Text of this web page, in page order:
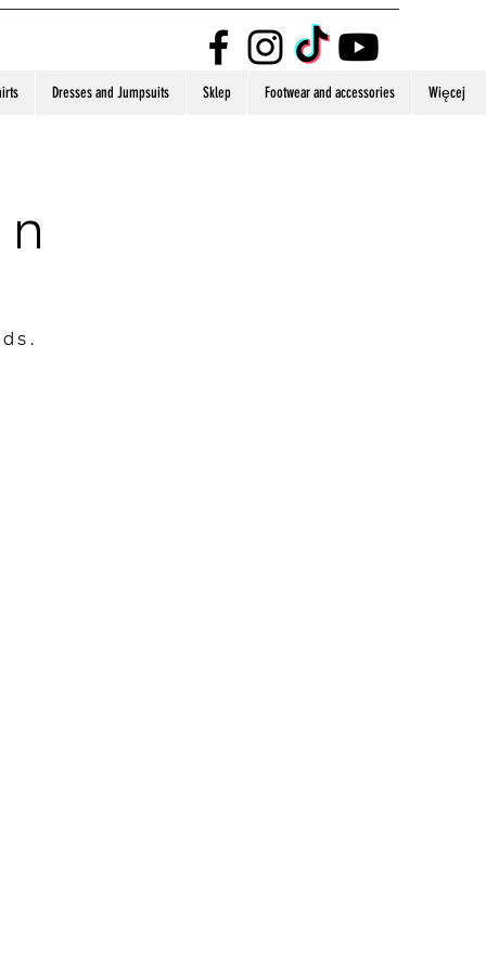
Dresses and Jumpsuits Sklep Footwear and accessories Więcej